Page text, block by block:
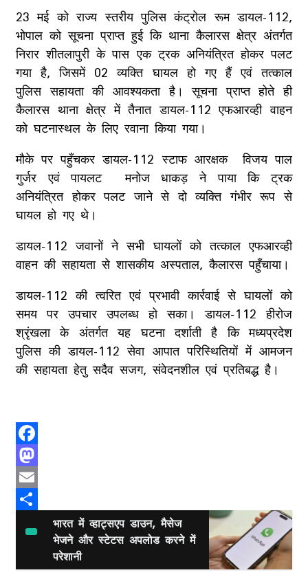
23 मई को राज्य स्तरीय पुलिस कंट्रोल रूम डायल-112,
भोपाल को सूचना प्राप्त हुई कि थाना कैलारस क्षेत्र अंतर्गत
निरार शीतलापुरी के पास एक ट्रक अनियंत्रित होकर पलट
गया है, जिसमें 02 व्यक्ति घायल हो गए हैं एवं तत्काल
पुलिस सहायता की आवश्यकता है। सूचना प्राप्त होते ही
कैलारस थाना क्षेत्र में तैनात डायल-112 एफआरव्ही वाहन
को घटनास्थल के लिए रवाना किया गया।
मौके पर पहुँचकर डायल-112 स्टाफ आरक्षक विजय पाल
गुर्जर एवं पायलट मनोज धाकड़ ने पाया कि ट्रक
अनियंत्रित होकर पलट जाने से दो व्यक्ति गंभीर रूप से
घायल हो गए थे।
डायल-112 जवानों ने सभी घायलों को तत्काल एफआरव्ही
वाहन की सहायता से शासकीय अस्पताल, कैलारस पहुँचाया।
डायल-112 की त्वरित एवं प्रभावी कार्रवाई से घायलों को
समय पर उपचार उपलब्ध हो सका। डायल-112 हीरोज
श्रृंखला के अंतर्गत यह घटना दर्शाती है कि मध्यप्रदेश
पुलिस की डायल-112 सेवा आपात परिस्थितियों में आमजन
की सहायता हेतु सदैव सजग, संवेदनशील एवं प्रतिबद्ध है।
Facebook
Mastodon
Email
Share
भारत में व्हाट्सएप डाउन, मैसेज
भेजने और स्टेटस अपलोड करने में
परेशानी